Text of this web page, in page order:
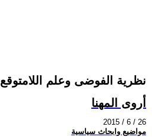
نظرية الفوضى وعلم اللامتوقع
أروى المهنا
2015 / 6 / 26
مواضيع وابحاث سياسية